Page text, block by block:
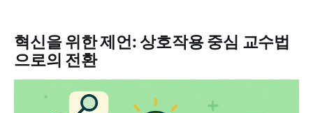
혁신을 위한 제언: 상호작용 중심 교수법
으로의 전환